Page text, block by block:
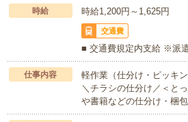
時給 時給1,200円～1,625円
交通費
■ 交通費規定内支給 ※派
仕事内容
軽作業（仕分け・ピッキ
＼チラシの仕分け／＜と
や書籍などの仕分け・梱